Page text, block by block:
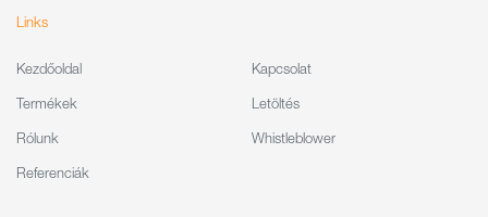
Links
Kezdőoldal
Termékek
Rólunk
Referenciák
Kapcsolat
Letöltés
Whistleblower